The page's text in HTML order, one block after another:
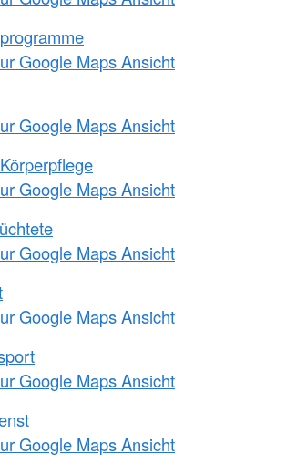
Google Maps Ansicht
Google Maps Ansicht
Google Maps Ansicht
Google Maps Ansicht
Google Maps Ansicht
Google Maps Ansicht
Google Maps Ansicht